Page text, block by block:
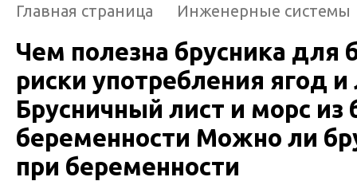
Главная страница Инженерные системы
Чем полезна брусника для
риски употребления ягод и
Брусничный лист и морс из
беременности Можно ли
при беременности